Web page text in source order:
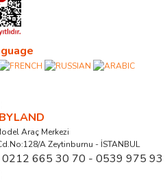
Araç Merkezi
A Zeytinburnu - İSTANBUL
665 30 70 - 0539 975 93